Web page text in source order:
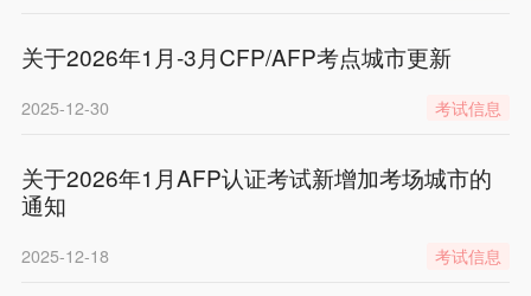
关于2026年1月-3月CFP/AFP考点城市更新
2025-12-30 考试信息
关于2026年1月AFP认证考试新增加考场城市的
通知
2025-12-18 考试信息